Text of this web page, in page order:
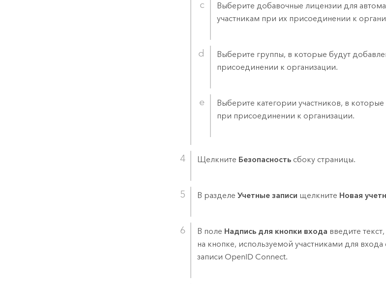
Выберите добавочные лицензии для
участникам при их присоединении к
Выберите группы, в которые будут
присоединении к организации.
Выберите категории участников, в
при присоединении к организации.
Щелкните Безопасность сбоку страницы.
В разделеУчетные записи щелкните Новая
В поле Надпись для кнопки входа введите
на кнопке, используемой участниками для
записи OpenID Connect.